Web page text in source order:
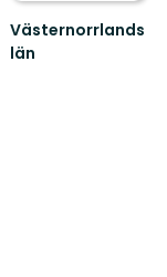
Västernorrlands
län